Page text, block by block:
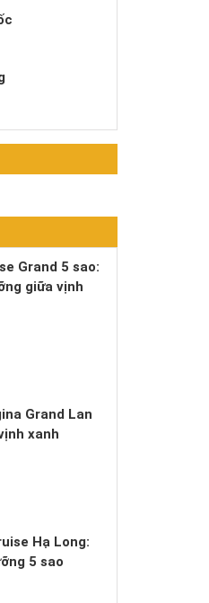
Grand 5 sao:
giữa vịnh
Grand Lan
xanh
Hạ Long:
5 sao